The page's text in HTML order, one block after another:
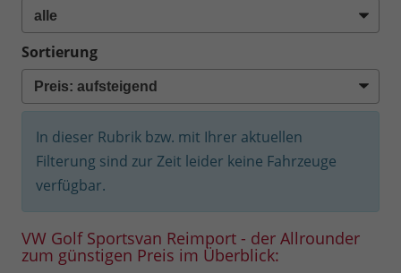
Sortierung
In dieser Rubrik bzw. mit Ihrer aktuellen
Filterung sind zur Zeit leider keine Fahrzeuge
verfügbar.
VW Golf Sportsvan Reimport - der Allrounder
zum günstigen Preis im Überblick: